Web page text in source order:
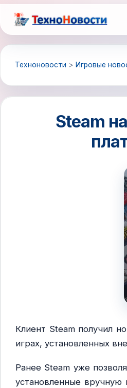
Перейти
к
содержимому
Техноновости > Игровые
Steam
Клиент Steam получил
играх, установленных
Ранее Steam уже
установленные